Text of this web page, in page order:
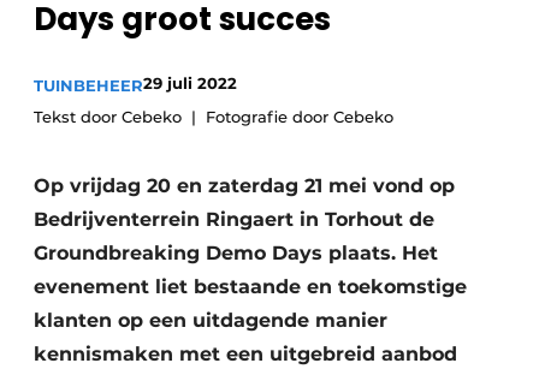
Privacy / Cookie statement
Video’s
Days groot succes
TUINBEHEER29 juli 2022
Tekst door Cebeko
Fotografie door Cebeko
Op vrijdag 20 en zaterdag 21 mei vond op
Bedrijventerrein Ringaert in Torhout de
Groundbreaking Demo Days plaats. Het
evenement liet bestaande en toekomstige
klanten op een uitdagende manier
kennismaken met een uitgebreid aanbod